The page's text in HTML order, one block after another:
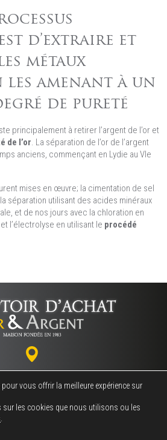
d’extraire et
métaux
les amenant à un
de pureté
principalement à retirer l’argent de l’or et
de l’or. La séparation de l’or de l’argent
anciens, commençant en Lydie au VIe
mises en œuvre; la cimentation de sel
séparation utilisant des acides minéraux
et de nos jours avec la chloration en
et l’électrolyse en utilisant le procédé
Marceau - 37000 TOURS
vous offrir la meilleure expérience sur
sur les cookies que nous utilisons ou les